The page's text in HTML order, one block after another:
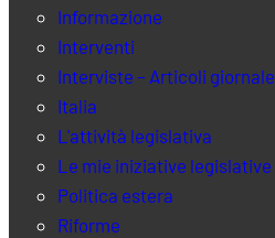
Informazione
Interventi
Interviste – Articoli giornale
Italia
L'attività legislativa
Le mie iniziative legislative
Politica estera
Riforme